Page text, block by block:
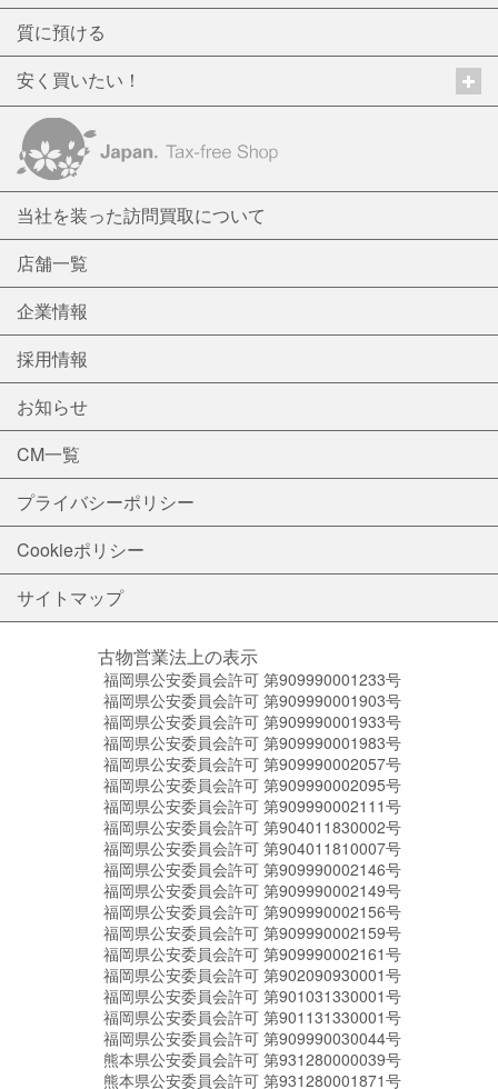
質に預ける
安く買いたい！
当社を装った訪問買取について
店舗一覧
企業情報
採用情報
お知らせ
CM一覧
プライバシーポリシー
Cookieポリシー
サイトマップ
古物営業法上の表示
福岡県公安委員会許可 第909990001233号
福岡県公安委員会許可 第909990001903号
福岡県公安委員会許可 第909990001933号
福岡県公安委員会許可 第909990001983号
福岡県公安委員会許可 第909990002057号
福岡県公安委員会許可 第909990002095号
福岡県公安委員会許可 第909990002111号
福岡県公安委員会許可 第904011830002号
福岡県公安委員会許可 第904011810007号
福岡県公安委員会許可 第909990002146号
福岡県公安委員会許可 第909990002149号
福岡県公安委員会許可 第909990002156号
福岡県公安委員会許可 第909990002159号
福岡県公安委員会許可 第909990002161号
福岡県公安委員会許可 第902090930001号
福岡県公安委員会許可 第901031330001号
福岡県公安委員会許可 第901131330001号
福岡県公安委員会許可 第909990030044号
熊本県公安委員会許可 第931280000039号
熊本県公安委員会許可 第931280001871号